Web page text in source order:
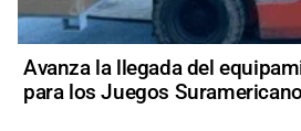
Avanza la llegada del
para los Juegos